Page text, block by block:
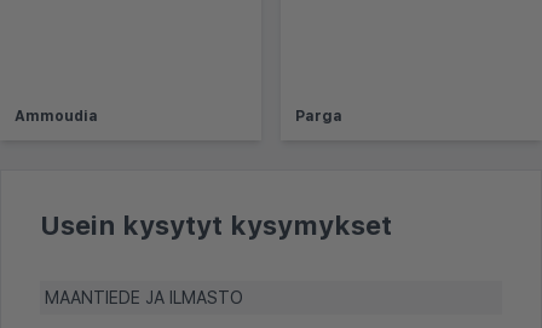
Ammoudia Parga
Usein kysytyt kysymykset
MAANTIEDE JA ILMASTO